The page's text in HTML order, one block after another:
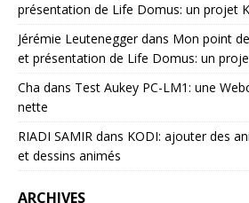
présentation de Life Domus: un projet
Jérémie Leuteneggerdans Mon point
et présentation de Life Domus: un
Cha dans Test Aukey PC-LM1: une
nette
RIADI SAMIR dans KODI: ajouter des
et dessins animés
ARCHIVES